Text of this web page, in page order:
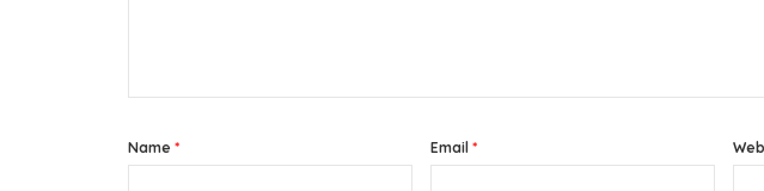
Name * Email *